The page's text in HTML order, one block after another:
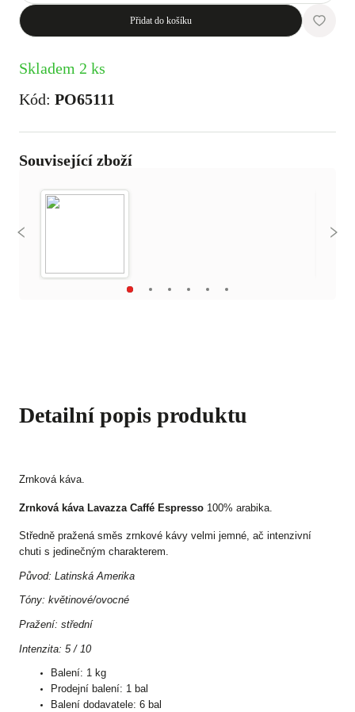
Přidat do košíku
Skladem 2 ks
Kód: PO65111
Související zboží
Detailní popis produktu
Zrnková káva.
Zrnková káva Lavazza Caffé Espresso 100% arabika.
Středně pražená směs zrnkové kávy velmi jemné, ač intenzivní
chuti s jedinečným charakterem.
Původ: Latinská Amerika
Tóny: květinové/ovocné
Pražení: střední
Intenzita: 5 / 10
Balení: 1 kg
Prodejní balení: 1 bal
Balení dodavatele: 6 bal